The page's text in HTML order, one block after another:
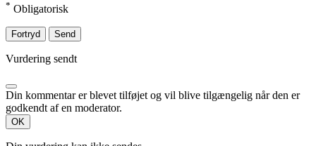
* Obligatorisk
Fortryd Send
Vurdering sendt
Din kommentar er blevet tilføjet og vil blive tilgængelig når den er
godkendt af en moderator.
OK